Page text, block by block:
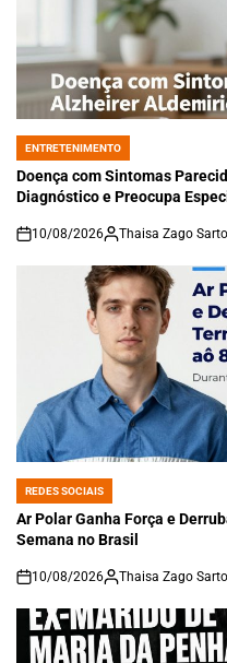
POSTED
IN
ENTRETENIMENTO
Doença com Sintomas
Diagnóstico e Preocupa
on
10/08/2026 Thaisa Zago
POSTED
IN
REDES SOCIAIS
Ar Polar Ganha Força e
Semana no Brasil
on
10/08/2026 Thaisa Zago